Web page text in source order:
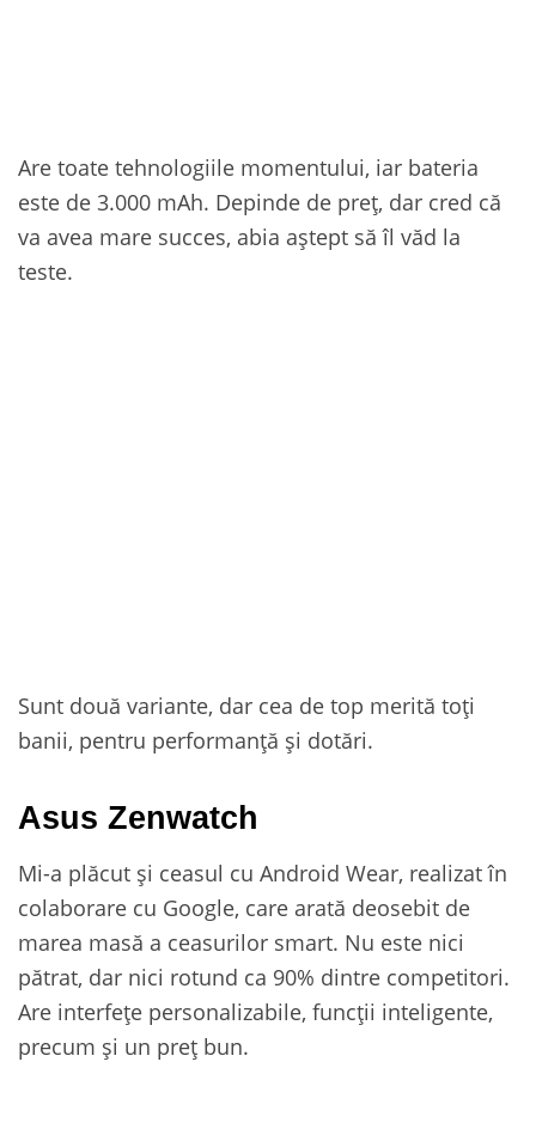
Are toate tehnologiile momentului, iar bateria
este de 3.000 mAh. Depinde de preț, dar cred că
va avea mare succes, abia aștept să îl văd la
teste.
Sunt două variante, dar cea de top merită toți
banii, pentru performanță și dotări.
Asus Zenwatch
Mi-a plăcut și ceasul cu Android Wear, realizat în
colaborare cu Google, care arată deosebit de
marea masă a ceasurilor smart. Nu este nici
pătrat, dar nici rotund ca 90% dintre competitori.
Are interfețe personalizabile, funcții inteligente,
precum și un preț bun.